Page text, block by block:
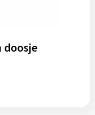
doosje